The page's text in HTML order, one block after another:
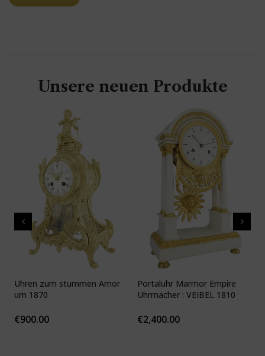
Unsere neuen Produkte
Uhren zum stummen Amor
um 1870
€900.00
Portaluhr Marmor Empire
Uhrmacher : VEIBEL 1810
€2,400.00